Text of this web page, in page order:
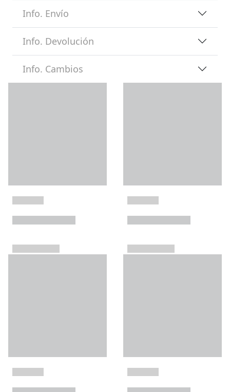
Info. Envío
Info. Devolución
Info. Cambios